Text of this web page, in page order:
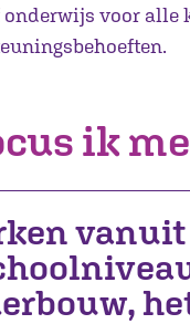
onderwijs voor alle
ik
vanuit